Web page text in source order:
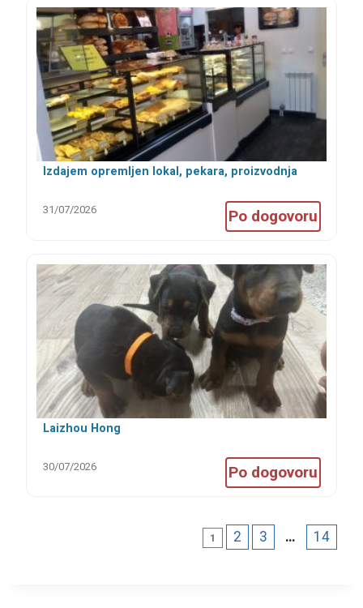
Izdajem opremljen lokal, pekara, proizvodnja
31/07/2026 Po dogovoru
Laizhou Hong
30/07/2026 Po dogovoru
1 2 3 … 14